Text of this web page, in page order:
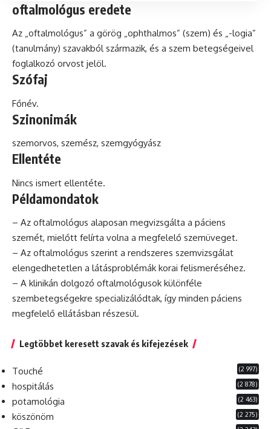
oftalmológus eredete
Az „oftalmológus” a görög „ophthalmos” (szem) és „-logia”
(tanulmány) szavakból származik, és a szem betegségeivel
foglalkozó orvost jelöl.
Szófaj
Főnév.
Szinonimák
szemorvos, szemész, szemgyógyász
Ellentéte
Nincs ismert ellentéte.
Példamondatok
– Az oftalmológus alaposan megvizsgálta a páciens
szemét, mielőtt felírta volna a megfelelő szemüveget.
– Az oftalmológus szerint a rendszeres szemvizsgálat
elengedhetetlen a látásproblémák korai felismeréséhez.
– A klinikán dolgozó oftalmológusok különféle
szembetegségekre specializálódtak, így minden páciens
megfelelő ellátásban részesül.
Legtöbbet keresett szavak és kifejezések
Touché (2 997)
hospitálás (2 878)
potamológia (2 463)
köszönöm (2 275)